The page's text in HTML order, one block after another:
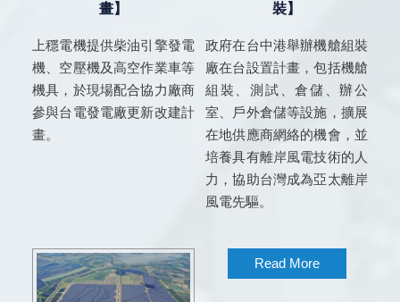
畫】
上穩電機提供柴油引擎發電
機、空壓機及高空作業車等
機具，於現場配合協力廠商
參與台電發電廠更新改建計
畫。
裝】
政府在台中港舉辦機艙組裝
廠在台設置計畫，包括機艙
組裝、測試、倉儲、辦公
室、戶外倉儲等設施，擴展
在地供應商網絡的機會，並
培養具有離岸風電技術的人
力，協助台灣成為亞太離岸
風電先驅。
Read More